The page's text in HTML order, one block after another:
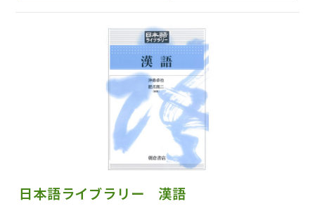
日本語ライブラリー 漢語